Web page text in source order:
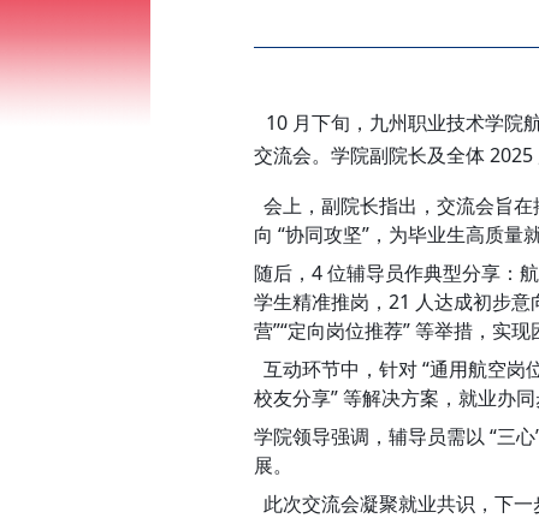
10 月下旬，九州职业技术学院
交流会。学院副院长及全体
会上，副院长指出，交流会旨在
向 “协同攻坚”，为毕业生高质量
随后，4 位辅导员作典型分享：
学生精准推岗，21 人达成初步意
营”“定向岗位推荐” 等举措，实
互动环节中，针对 “通用航空岗
校友分享” 等解决方案，就业办
学院领导强调，辅导员需以 “三
展。
此次交流会凝聚就业共识，下